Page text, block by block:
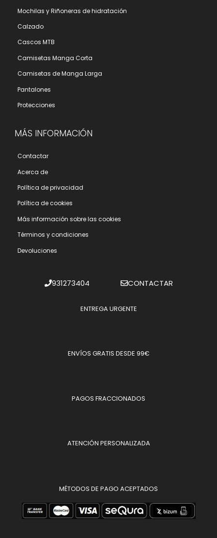
Mochilas y Riñoneras de hidratación
Calzado
Cascos MTB
Camisetas Manga Corta
Camisetas de Manga Larga
Pantalones
Protecciones
MÁS INFORMACIÓN
Contactar
Acerca de
Polí­tica de privacidad
Polí­tica de cookies
Más información sobre las cookies
Términos y condiciones
Devoluciones
931273404 CONTACTAR
ENTREGA URGENTE
ENVÍOS GRATIS DESDE 99€
PAGOS FRACCIONADOS
ATENCIÓN PERSONALIZADA
MÉTODOS DE PAGO ACEPTADOS